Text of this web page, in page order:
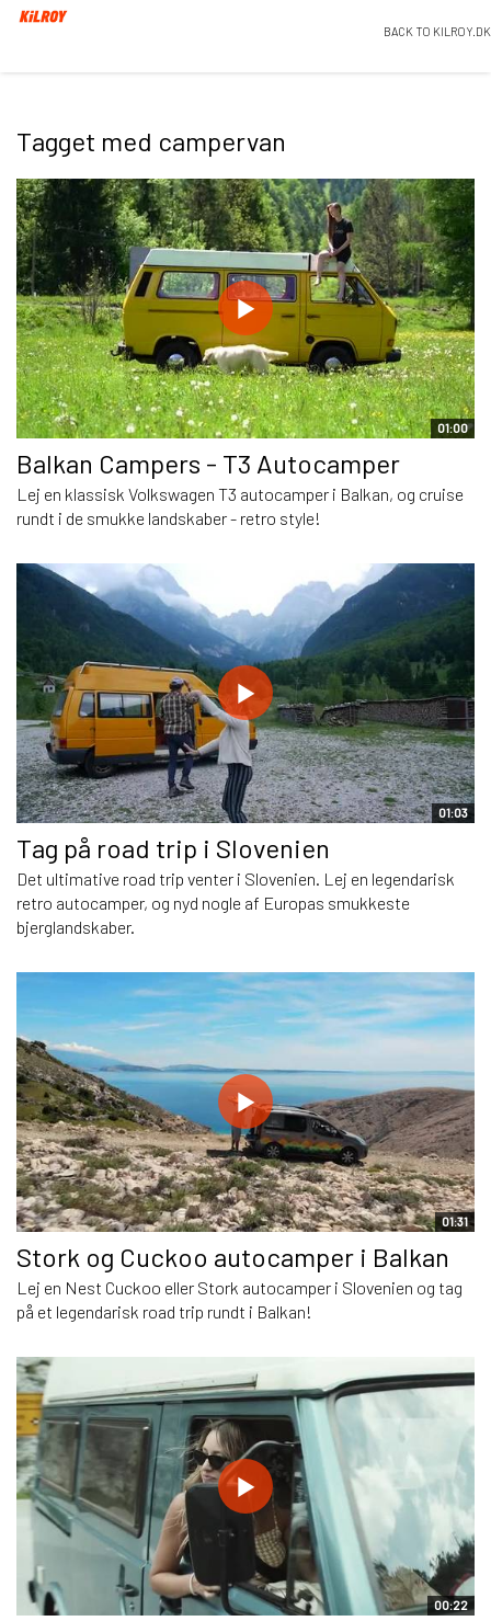
BACK TO KILROY.DK
Tagget med campervan
01:00
Balkan Campers - T3 Autocamper
Lej en klassisk Volkswagen T3 autocamper i Balkan, og cruise
rundt i de smukke landskaber - retro style!
01:03
Tag på road trip i Slovenien
Det ultimative road trip venter i Slovenien. Lej en legendarisk
retro autocamper, og nyd nogle af Europas smukkeste
bjerglandskaber.
01:31
Stork og Cuckoo autocamper i Balkan
Lej en Nest Cuckoo eller Stork autocamper i Slovenien og tag
på et legendarisk road trip rundt i Balkan!
00:22